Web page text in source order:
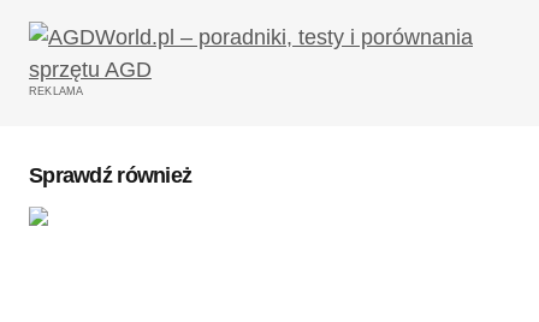
Twój adres email nie zostanie opublikowany.
Wymagane pola są oznaczone
REKLAMA
Sprawdź również